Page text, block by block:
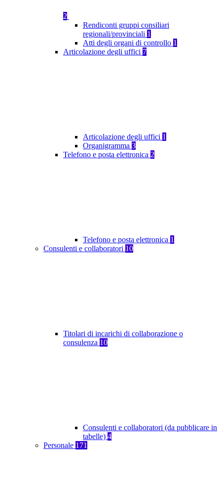
2
Rendiconti gruppi consiliari
regionali/provinciali 1
Atti degli organi di controllo 1
Articolazione degli uffici 7
Articolazione degli uffici 1
Organigramma 3
Telefono e posta elettronica 2
Telefono e posta elettronica 1
Consulenti e collaboratori 10
Titolari di incarichi di collaborazione o
consulenza 10
Consulenti e collaboratori (da pubblicare in
tabelle) 4
Personale 171